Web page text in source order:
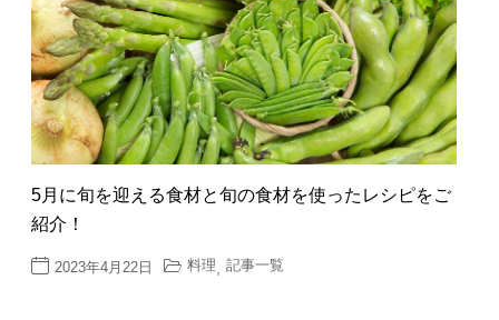
5月に旬を迎える食材と旬の食材を使ったレシピをご
紹介！
2023年4月22日 料理 記事一覧